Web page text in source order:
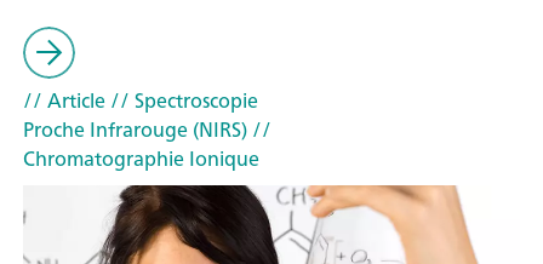
// Article// Spectroscopie
Proche Infrarouge (NIRS)//
Chromatographie Ionique